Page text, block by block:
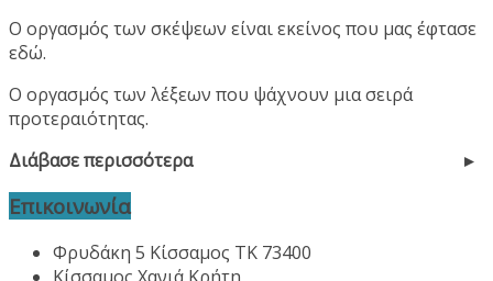
Ο οργασμός των σκέψεων είναι εκείνος που μας έφτασε
εδώ.
Ο οργασμός των λέξεων που ψάχνουν μια σειρά
προτεραιότητας.
Διάβασε περισσότερα
Επικοινωνία
Φρυδάκη 5 Κίσσαμος ΤΚ 73400